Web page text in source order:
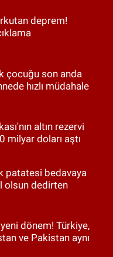
deprem!
çocuğu son anda
hızlı müdahale
altın rezervi
milyar doları aştı
patatesi bedavaya
olsun dedirten
dönem! Türkiye,
ve Pakistan aynı